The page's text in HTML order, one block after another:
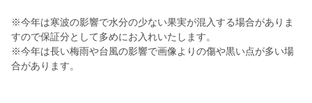
※今年は寒波の影響で水分の少ない果実が混入する場合がありま
すので保証分として多めにお入れいたします。
※今年は長い梅雨や台風の影響で画像よりの傷や黒い点が多い場
合があります。